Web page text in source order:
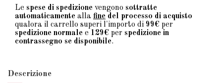
Le spese di spedizione vengono sottratte
automaticamente alla fine del processo di acquisto
qualora il carrello superi l'importo di 99€ per
spedizione normale e 129€ per spedizione in
contrassegno se disponibile.
Descrizione